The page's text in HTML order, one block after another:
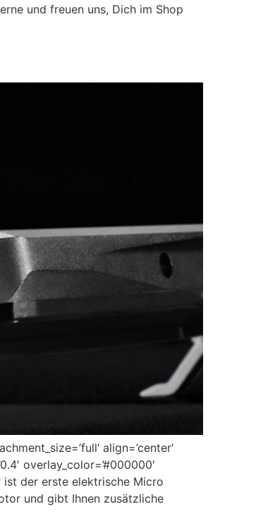
und freuen uns, Dich im Shop
align=’center‘
overlay_color=’#000000′
ist der erste elektrische Micro
und gibt Ihnen zusätzliche